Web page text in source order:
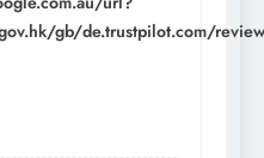
gb/de.trustpilot.com/